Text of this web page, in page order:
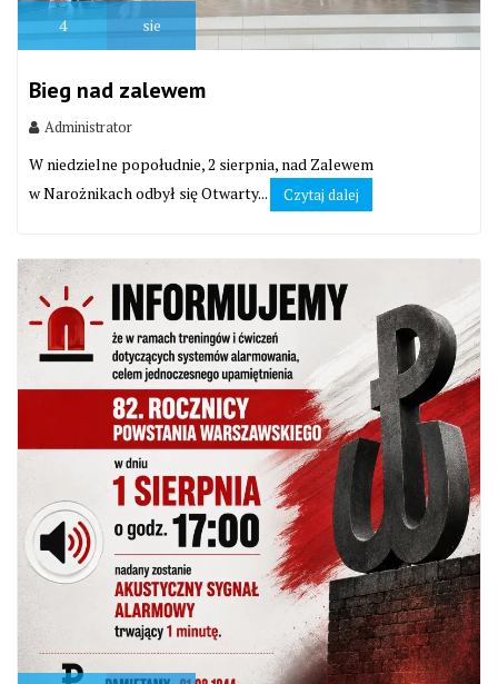
4 sie
Bieg nad zalewem
Administrator
W niedzielne popołudnie, 2 sierpnia, nad Zalewem
w Narożnikach odbył się Otwarty...
Czytaj dalej